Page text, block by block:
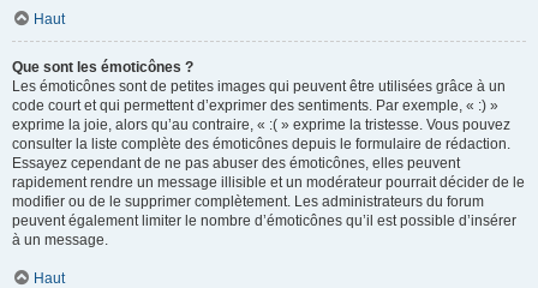
Haut
Que sont les émoticônes ?
Les émoticônes sont de petites images qui peuvent être utilisées grâce à un
code court et qui permettent d’exprimer des sentiments. Par exemple, « :) »
exprime la joie, alors qu’au contraire, « :( » exprime la tristesse. Vous pouvez
consulter la liste complète des émoticônes depuis le formulaire de rédaction.
Essayez cependant de ne pas abuser des émoticônes, elles peuvent
rapidement rendre un message illisible et un modérateur pourrait décider de le
modifier ou de le supprimer complètement. Les administrateurs du forum
peuvent également limiter le nombre d’émoticônes qu’il est possible d’insérer
à un message.
Haut